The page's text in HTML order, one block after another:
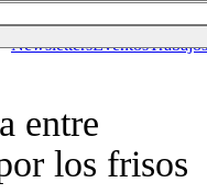
NewslettersEventosTrabajos
entre
los frisos